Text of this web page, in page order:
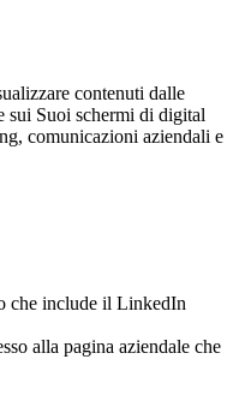
contenuti dalle
sui Suoi schermi di digital
comunicazioni aziendali e
che include il LinkedIn
alla pagina aziendale che